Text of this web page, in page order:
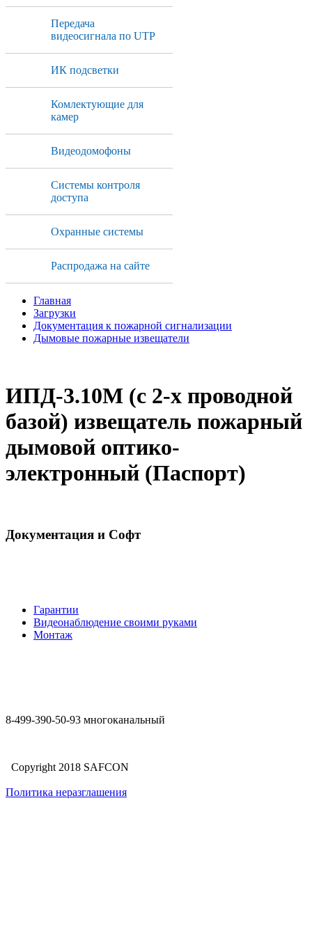
Передача
видеосигнала по UTP
ИК подсветки
Комлектующие для
камер
Видеодомофоны
Системы контроля
доступа
Охранные системы
Распродажа на сайте
Главная
Загрузки
Документация к пожарной сигнализации
Дымовые пожарные извещатели
ИПД-3.10М (с 2-х проводной
базой) извещатель пожарный
дымовой оптико-
электронный (Паспорт)
Документация и Софт
Гарантии
Видеонаблюдение своими руками
Монтаж
8-499-390-50-93 многоканальный
Copyright 2018 SAFCON
Политика неразглашения